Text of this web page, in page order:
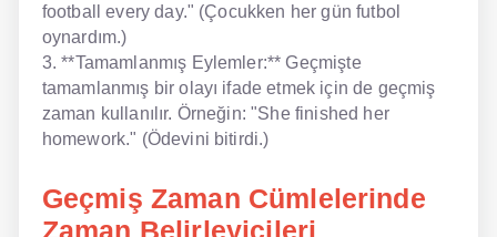
football every day." (Çocukken her gün futbol
oynardım.)
3. **Tamamlanmış Eylemler:** Geçmişte
tamamlanmış bir olayı ifade etmek için de geçmiş
zaman kullanılır. Örneğin: "She finished her
homework." (Ödevini bitirdi.)
Geçmiş Zaman Cümlelerinde
Zaman Belirleyicileri